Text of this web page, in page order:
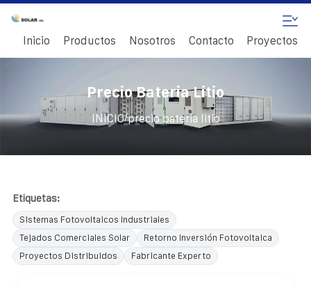
Inicio Productos Nosotros Contacto Proyectos
Precio Bateria Litio
INICIO/precio bateria litio
Etiquetas:
Sistemas Fotovoltaicos Industriales
Tejados Comerciales Solar
Retorno Inversión Fotovoltaica
Proyectos Distribuidos
Fabricante Experto